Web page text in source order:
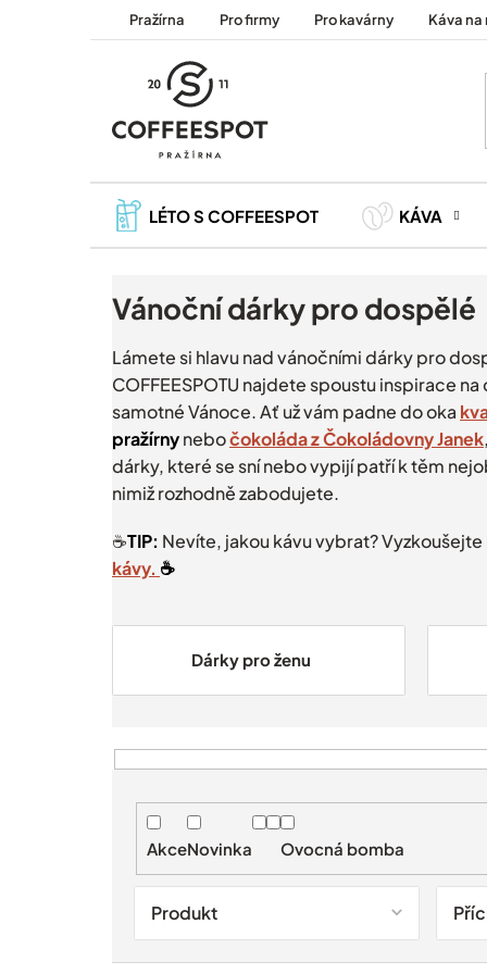
Pražírna Pro firmy Pro kavárny Káva na
LÉTO S COFFEESPOT KÁVA
Vánoční dárky pro dospělé
Lámete si hlavu nad vánočními dárky pro
COFFEESPOTU najdete spoustu inspirace
samotné Vánoce.Ať už vám padne do oka
pražírnynebočokoláda z Čokoládovny Janek
dárky, které se sní nebo vypijí patří k těm
nimiž rozhodně zabodujete.
☕️TIP: Nevíte, jakou kávu vybrat? Vyzkoušejte
kávy. ☕️
Dárky pro ženu
AkceNovinka Ovocná bomba
Produkt
V